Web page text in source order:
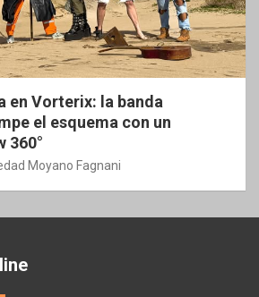
en Vorterix: la banda
el esquema con un
360°
Moyano Fagnani